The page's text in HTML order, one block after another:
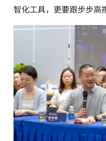
智化工具，更要跟步步高